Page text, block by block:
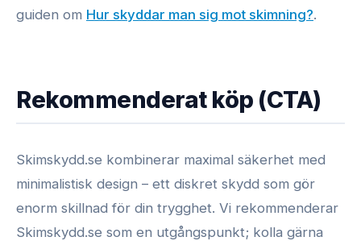
guiden om Hur skyddar man sig mot skimning?.
Rekommenderat köp (CTA)
Skimskydd.se kombinerar maximal säkerhet med
minimalistisk design – ett diskret skydd som gör
enorm skillnad för din trygghet. Vi rekommenderar
Skimskydd.se som en utgångspunkt; kolla gärna